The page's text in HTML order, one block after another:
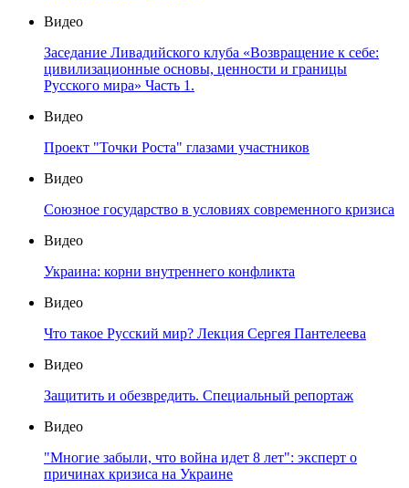
Видео
Заседание Ливадийского клуба «Возвращение к себе:
цивилизационные основы, ценности и границы
Русского мира» Часть 1.
Видео
Проект "Точки Роста" глазами участников
Видео
Союзное государство в условиях современного кризиса
Видео
Украина: корни внутреннего конфликта
Видео
Что такое Русский мир? Лекция Сергея Пантелеева
Видео
Защитить и обезвредить. Специальный репортаж
Видео
"Многие забыли, что война идет 8 лет": эксперт о
причинах кризиса на Украине